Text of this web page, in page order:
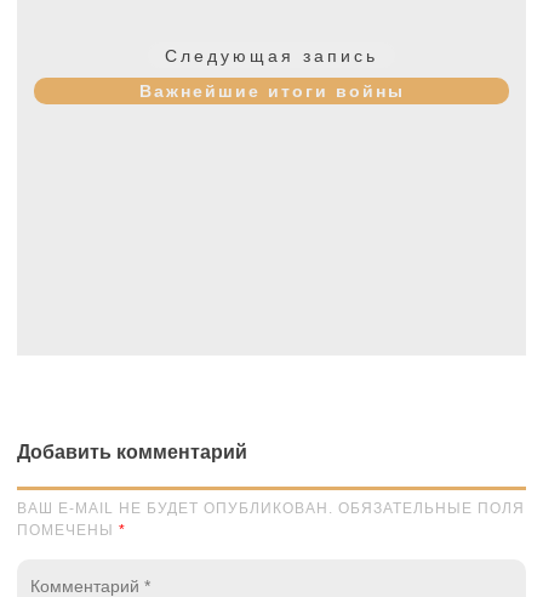
Следующая запись
запись:
Важнейшие итоги войны
Добавить комментарий
ВАШ E-MAIL НЕ БУДЕТ ОПУБЛИКОВАН. ОБЯЗАТЕЛЬНЫЕ ПОЛЯ
ПОМЕЧЕНЫ *